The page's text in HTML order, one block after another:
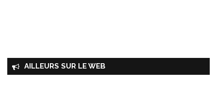
AILLEURS SUR LE WEB